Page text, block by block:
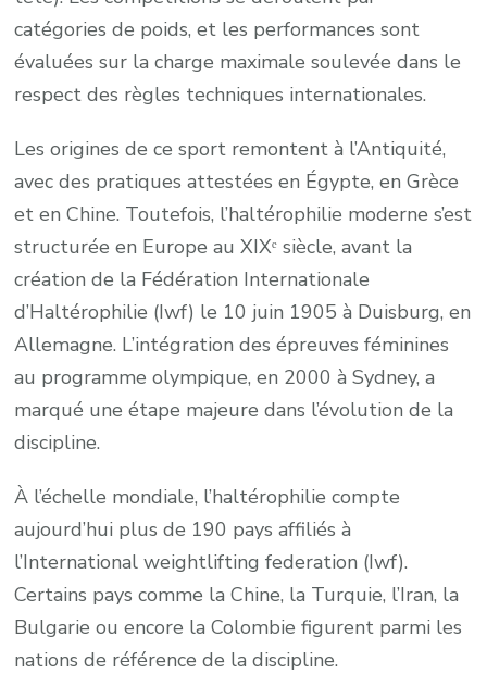
catégories de poids, et les performances sont
évaluées sur la charge maximale soulevée dans le
respect des règles techniques internationales.
Les origines de ce sport remontent à l’Antiquité,
avec des pratiques attestées en Égypte, en Grèce
et en Chine. Toutefois, l’haltérophilie moderne s’est
structurée en Europe au XIXᵉ siècle, avant la
création de la Fédération Internationale
d’Haltérophilie (Iwf) le 10 juin 1905 à Duisburg, en
Allemagne. L’intégration des épreuves féminines
au programme olympique, en 2000 à Sydney, a
marqué une étape majeure dans l’évolution de la
discipline.
À l’échelle mondiale, l’haltérophilie compte
aujourd’hui plus de 190 pays affiliés à
l’International weightlifting federation (Iwf).
Certains pays comme la Chine, la Turquie, l’Iran, la
Bulgarie ou encore la Colombie figurent parmi les
nations de référence de la discipline.